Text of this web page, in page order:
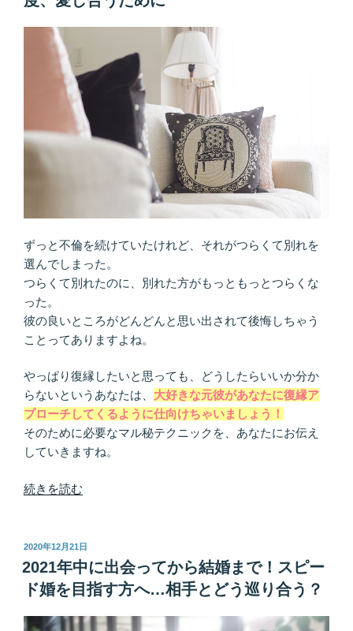
な
た
は
こ
の
人！
出
い
は？
婚
時
期
は
い
の
ずっと不倫を続けていたけれど、それがつらくて別れを
選んでしまった。
つらくて別れたのに、別れた方がもっともっとつらくな
った。
彼の良いところがどんどんと思い出されて後悔しちゃう
ことってありますよね。
やっぱり復縁したいと思っても、どうしたらいいか分か
らないというあなたは、 大好きな元彼があなたに復縁ア
プローチしてくるように仕向けちゃいましょう！
そのために必要なマル秘テクニックを、あなたにお伝え
していきますね。
“不
縁……
は
本
当
に
続きを読む
投
稿
日:
2020年12月21日
2021年中に出会ってから結婚まで！スピー
ド婚を目指す方へ…相手とどう巡り合う？